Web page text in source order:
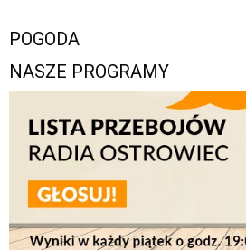
POGODA
NASZE PROGRAMY